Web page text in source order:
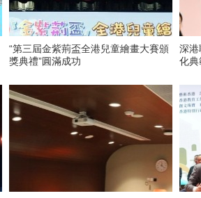
“第三屆金紫荊盃全港兒童繪畫大賽頒
獎典禮”圓滿成功
深
化典